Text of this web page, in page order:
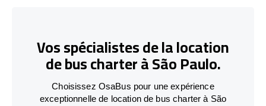
Vos spécialistes de la location
de bus charter à São Paulo.
Choisissez OsaBus pour une expérience
exceptionnelle de location de bus charter à São